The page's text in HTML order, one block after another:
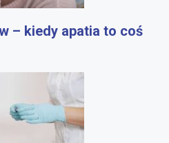
– kiedy apatia to coś